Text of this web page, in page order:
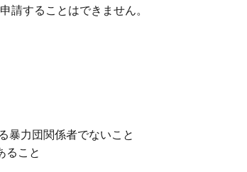
請することはできません。
暴力団関係者でないこと
ること